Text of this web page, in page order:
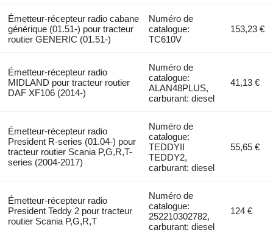
Émetteur-récepteur radio cabane
générique (01.51-) pour tracteur
routier GENERIC (01.51-)
Numéro de
catalogue:
TC610V
153,23 €
Émetteur-récepteur radio
MIDLAND pour tracteur routier
DAF XF106 (2014-)
Numéro de
catalogue:
ALAN48PLUS,
carburant: diesel
41,13 €
Émetteur-récepteur radio
President R-series (01.04-) pour
tracteur routier Scania P,G,R,T-
series (2004-2017)
Numéro de
catalogue:
TEDDYII
TEDDY2,
carburant: diesel
55,65 €
Émetteur-récepteur radio
President Teddy 2 pour tracteur
routier Scania P,G,R,T
Numéro de
catalogue:
252210302782,
carburant: diesel
124 €